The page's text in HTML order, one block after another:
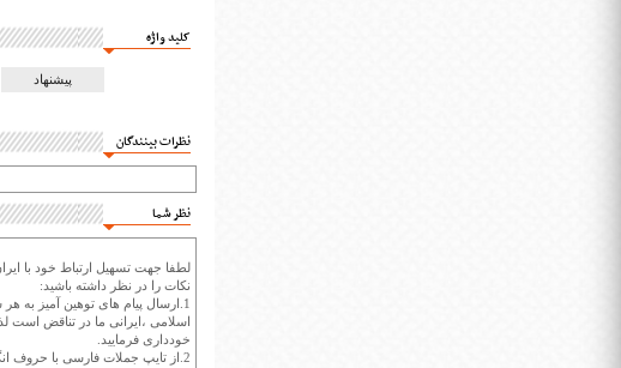
کلید واژه
پیشنهاد
نظرات بینندگان
نظر شما
لطفا جهت تسهیل ارتباط خود با
نکات را در نظر داشته باشید:
1.ارسال پیام های توهین آمیز به
اسلامی ،ایرانی ما در تناقض است
خودداری فرمایید.
2.از تایپ جملات فارسی با حروف انگلیسی خودداری کنید.